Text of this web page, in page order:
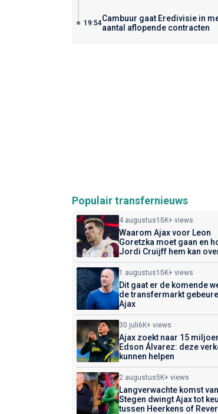
19:54Cambuur gaat Eredivisie in
aantal aflopende contracten
Populair transfernieuws
4 augustus15K+ views
Waarom Ajax voor Leon
Goretzka moet gaan en
Jordi Cruijff hem kan
1 augustus15K+ views
Dit gaat er de komende
de transfermarkt
Ajax
30 juli6K+ views
Ajax zoekt naar 15
Edson Álvarez: deze
kunnen helpen
2 augustus5K+ views
Langverwachte komst
Stegen dwingt Ajax tot
tussen Heerkens of